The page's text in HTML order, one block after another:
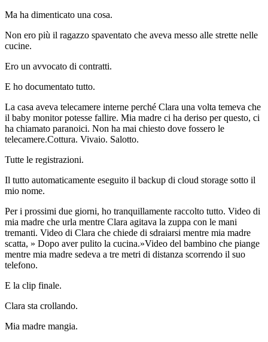
Ma ha dimenticato una cosa.
Non ero più il ragazzo spaventato che aveva messo alle strette nelle
cucine.
Ero un avvocato di contratti.
E ho documentato tutto.
La casa aveva telecamere interne perché Clara una volta temeva che
il baby monitor potesse fallire. Mia madre ci ha deriso per questo, ci
ha chiamato paranoici. Non ha mai chiesto dove fossero le
telecamere.Cottura. Vivaio. Salotto.
Tutte le registrazioni.
Il tutto automaticamente eseguito il backup di cloud storage sotto il
mio nome.
Per i prossimi due giorni, ho tranquillamente raccolto tutto. Video di
mia madre che urla mentre Clara agitava la zuppa con le mani
tremanti. Video di Clara che chiede di sdraiarsi mentre mia madre
scatta, » Dopo aver pulito la cucina.»Video del bambino che piange
mentre mia madre sedeva a tre metri di distanza scorrendo il suo
telefono.
E la clip finale.
Clara sta crollando.
Mia madre mangia.